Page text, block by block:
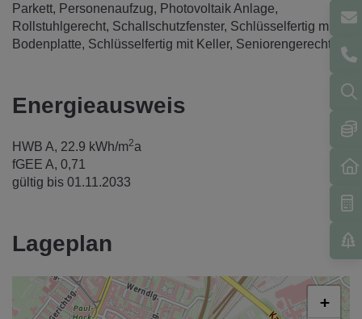
Parkett Personenaufzug
Photovoltaik Anlage
Rollstuhlgerecht Schallschutzfenster Schlüsselfertig mit
Bodenplatte Schlüsselfertig mit Keller Seniorengerecht
Energieausweis
HWB A, 22.9 kWh/m2a
fGEE A, 0,71
gültig bis 01.11.2033
Lageplan
+